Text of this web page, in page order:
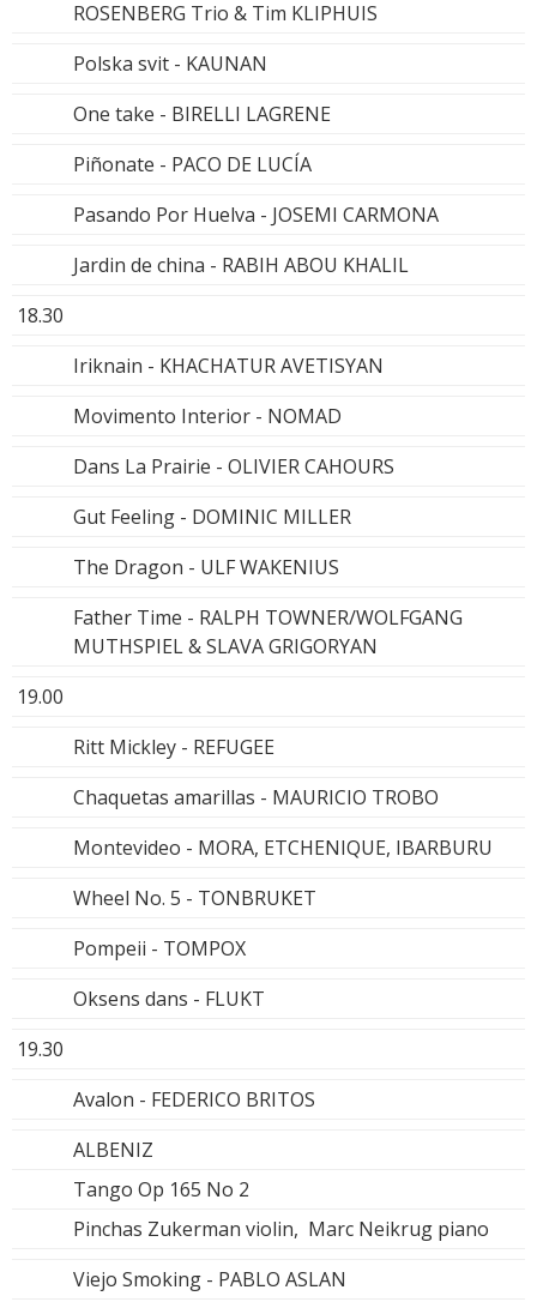
ROSENBERG Trio & Tim KLIPHUIS
Polska svit - KAUNAN
One take - BIRELLI LAGRENE
Piñonate - PACO DE LUCÍA
Pasando Por Huelva - JOSEMI CARMONA
Jardin de china - RABIH ABOU KHALIL
18.30
Iriknain - KHACHATUR AVETISYAN
Movimento Interior - NOMAD
Dans La Prairie - OLIVIER CAHOURS
Gut Feeling - DOMINIC MILLER
The Dragon - ULF WAKENIUS
Father Time - RALPH TOWNER/WOLFGANG
MUTHSPIEL & SLAVA GRIGORYAN
19.00
Ritt Mickley - REFUGEE
Chaquetas amarillas - MAURICIO TROBO
Montevideo - MORA, ETCHENIQUE, IBARBURU
Wheel No. 5 - TONBRUKET
Pompeii - TOMPOX
Oksens dans - FLUKT
19.30
Avalon - FEDERICO BRITOS
ALBENIZ
Tango Op 165 No 2
Pinchas Zukerman violin, Marc Neikrug piano
Viejo Smoking - PABLO ASLAN